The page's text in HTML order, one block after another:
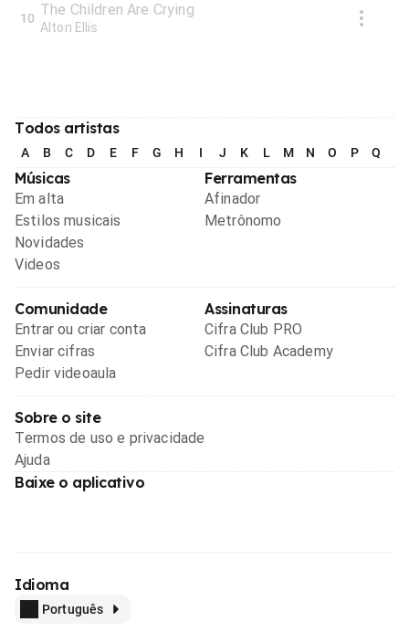
10 The Children Are Crying
Alton Ellis
Todos artistas
A B C D E F G H I J K L M N O P Q
Músicas
Em alta
Estilos musicais
Novidades
Videos
Ferramentas
Afinador
Metrônomo
Comunidade
Entrar ou criar conta
Enviar cifras
Pedir videoaula
Assinaturas
Cifra Club PRO
Cifra Club Academy
Sobre o site
Termos de uso e privacidade
Ajuda
Baixe o aplicativo
Idioma
Português